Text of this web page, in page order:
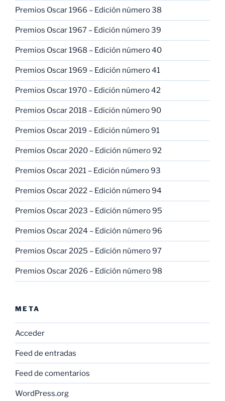
Premios Oscar 1966 – Edición número 38
Premios Oscar 1967 – Edición número 39
Premios Oscar 1968 – Edición número 40
Premios Oscar 1969 – Edición número 41
Premios Oscar 1970 – Edición número 42
Premios Oscar 2018 – Edición número 90
Premios Oscar 2019 – Edición número 91
Premios Oscar 2020 – Edición número 92
Premios Oscar 2021 – Edición número 93
Premios Oscar 2022 – Edición número 94
Premios Oscar 2023 – Edición número 95
Premios Oscar 2024 – Edición número 96
Premios Oscar 2025 – Edición número 97
Premios Oscar 2026 – Edición número 98
META
Acceder
Feed de entradas
Feed de comentarios
WordPress.org